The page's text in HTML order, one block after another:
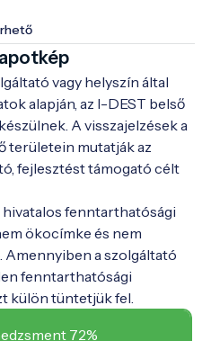
vagy helyszín által
alapján, az I-DEST belső
A visszajelzések a
területein mutatják az
fejlesztést támogató célt
fenntarthatósági
ökocímke és nem
Amennyiben a szolgáltató
fenntarthatósági
külön tüntetjük fel.
72%